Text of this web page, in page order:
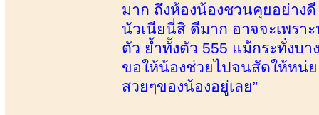
มาก ถึงห้องน้องชวนคุยอย่า
นัวเนียนี่สิ ดีมาก อาจจะเพรา
ตัว ย้ำทั้งตัว 555 แม้กระทั่งบ
ขอให้น้องช่วยไปจนสัดให้หน่
สวยๆของน้องอยู่เลย”